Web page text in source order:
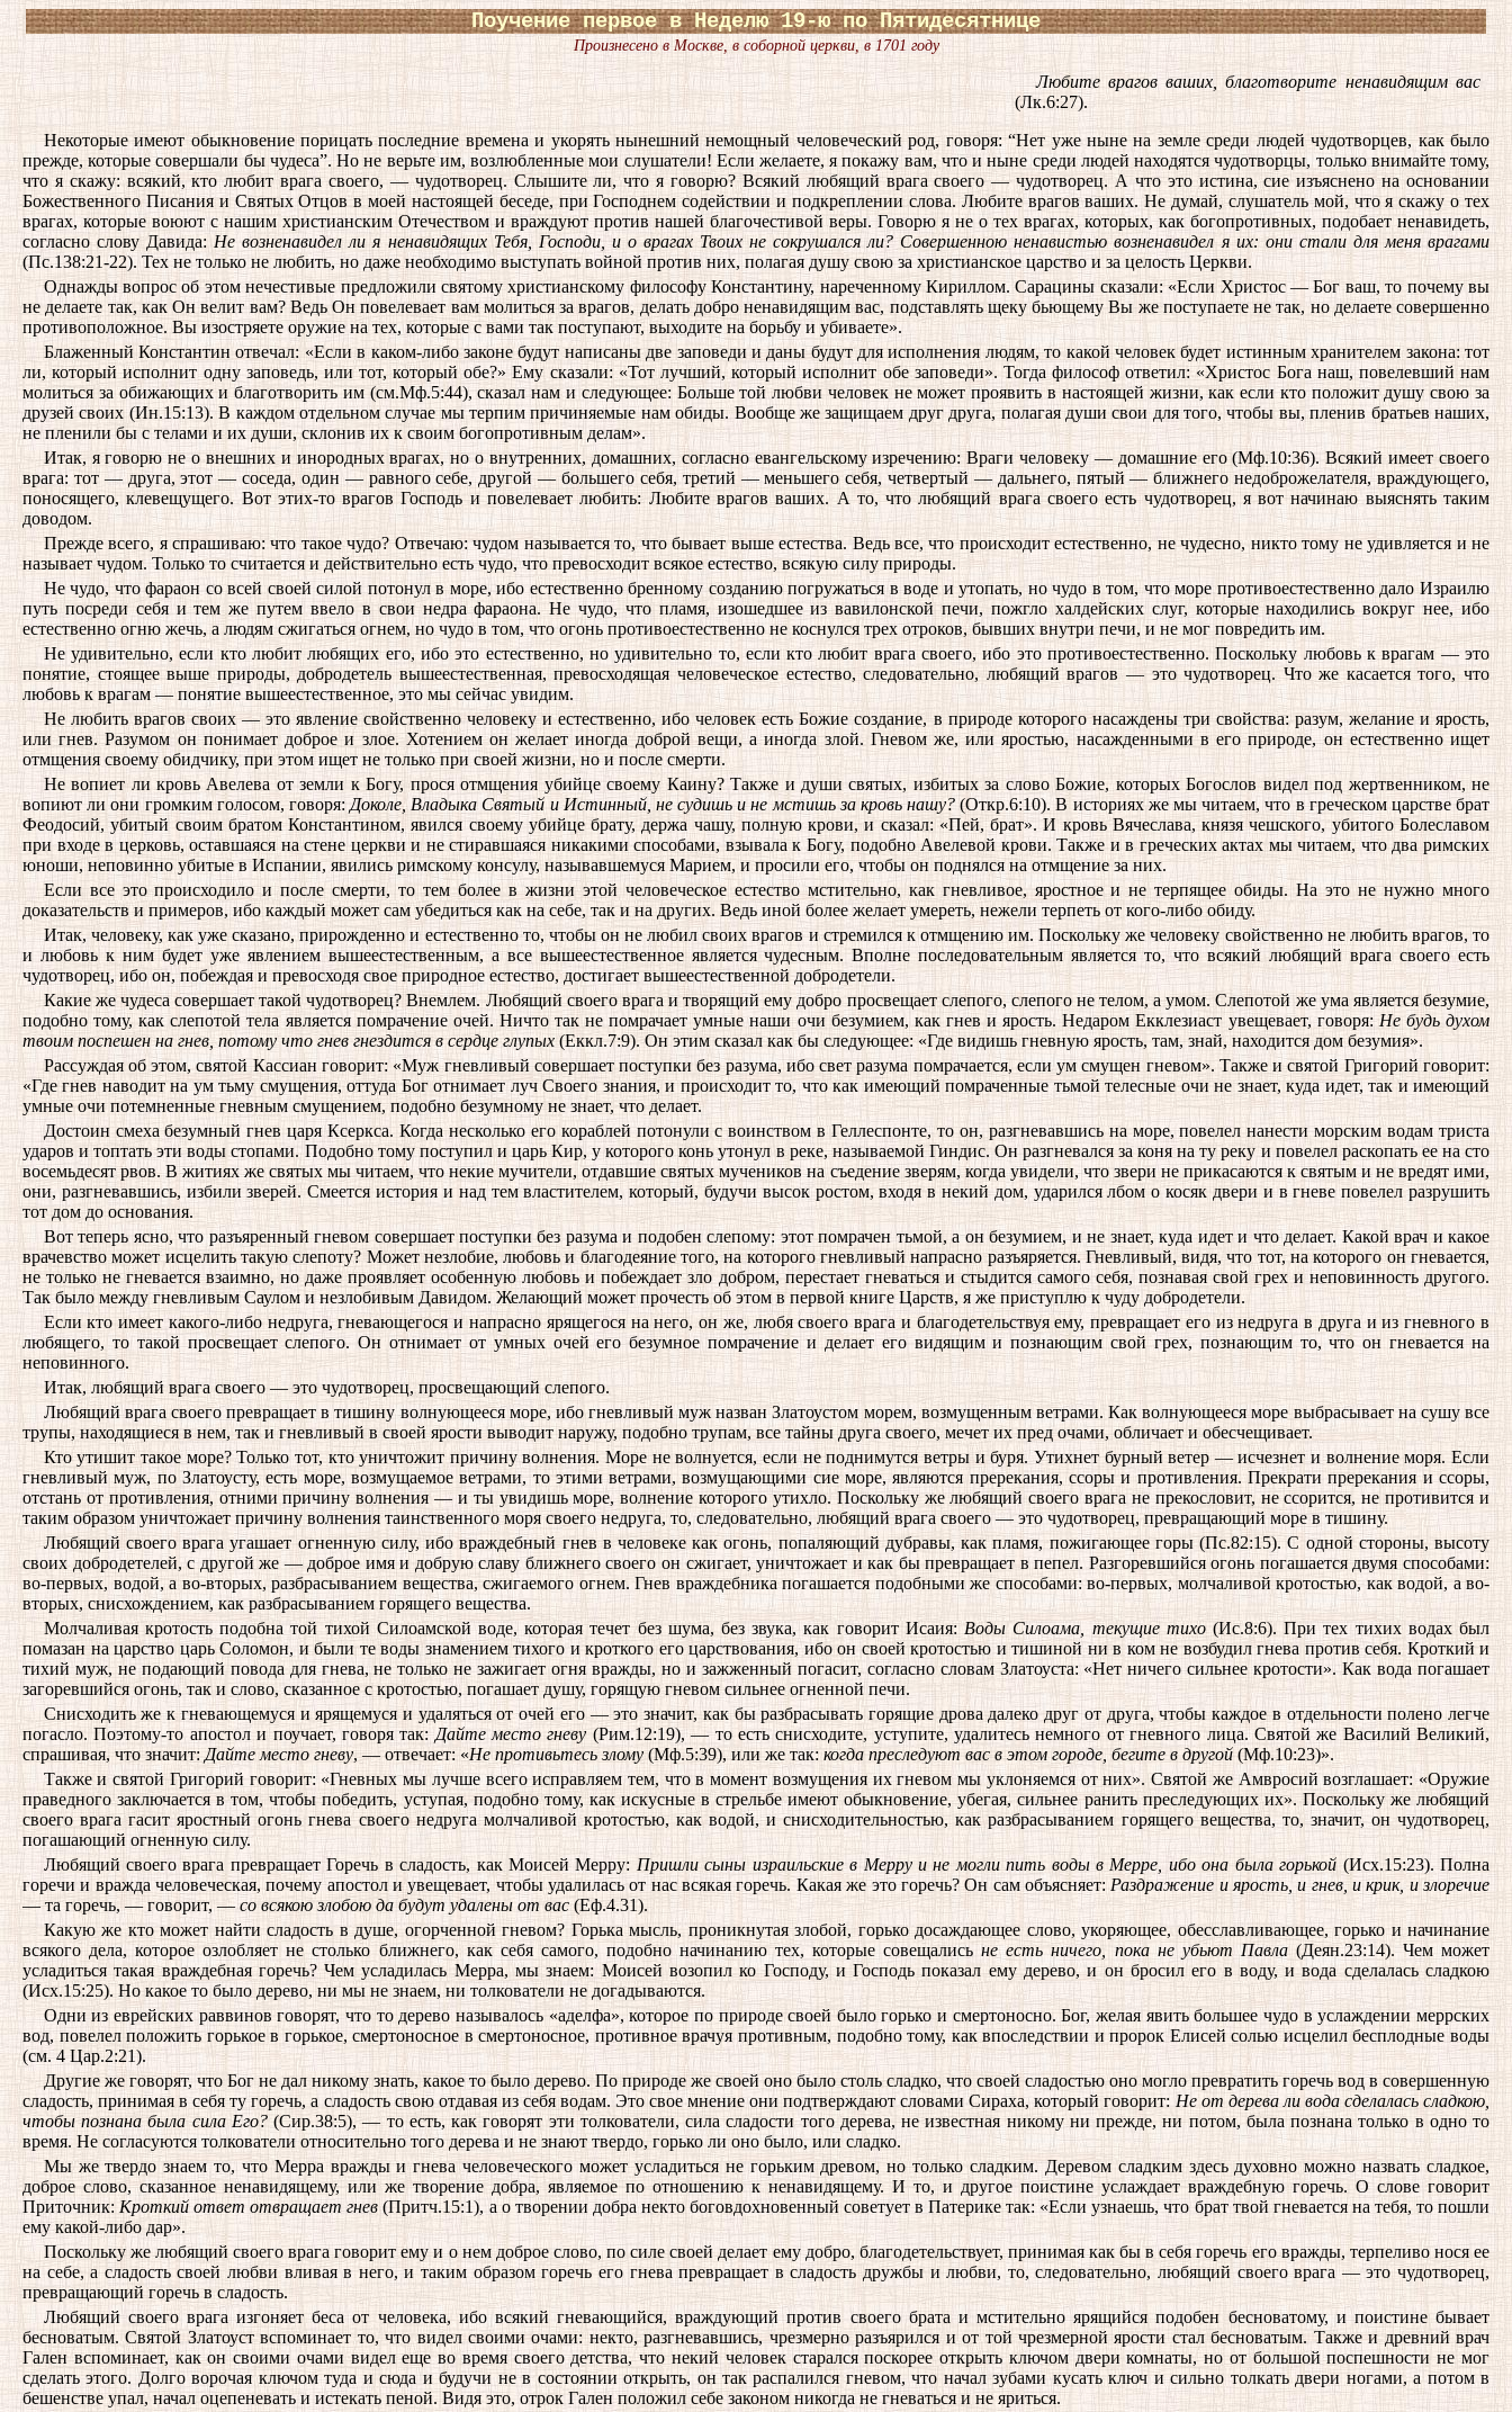
Поучение первое в Неделю 19-ю по Пятидесятнице
Произнесено в Москве, в соборной церкви, в 1701 году
Любите врагов ваших, благотворите ненавидящим вас
(Лк.6:27).
Некоторые имеют обыкновение порицать последние времена и укорять нынешний немощный человеческий род, говоря: “Нет уже ныне на земле среди людей чудотворцев, как было
прежде, которые совершали бы чудеса”. Но не верьте им, возлюбленные мои слушатели! Если желаете, я покажу вам, что и ныне среди людей находятся чудотворцы, только внимайте тому,
что я скажу: всякий, кто любит врага своего, — чудотворец. Слышите ли, что я говорю? Всякий любящий врага своего — чудотворец. А что это истина, сие изъяснено на основании
Божественного Писания и Святых Отцов в моей настоящей беседе, при Господнем содействии и подкреплении слова. Любите врагов ваших. Не думай, слушатель мой, что я скажу о тех
врагах, которые воюют с нашим христианским Отечеством и враждуют против нашей благочестивой веры. Говорю я не о тех врагах, которых, как богопротивных, подобает ненавидеть,
согласно слову Давида:Не возненавидел ли я ненавидящих Тебя, Господи, и о врагах Твоих не сокрушался ли? Совершенною ненавистью возненавидел я их: они стали для меня врагами
(Пс.138:21-22). Тех не только не любить, но даже необходимо выступать войной против них, полагая душу свою за христианское царство и за целость Церкви.
Однажды вопрос об этом нечестивые предложили святому христианскому философу Константину, нареченному Кириллом. Сарацины сказали: «Если Христос — Бог ваш, то почему вы
не делаете так, как Он велит вам? Ведь Он повелевает вам молиться за врагов, делать добро ненавидящим вас, подставлять щеку бьющему Вы же поступаете не так, но делаете совершенно
противоположное. Вы изостряете оружие на тех, которые с вами так поступают, выходите на борьбу и убиваете».
Блаженный Константин отвечал: «Если в каком-либо законе будут написаны две заповеди и даны будут для исполнения людям, то какой человек будет истинным хранителем закона: тот
ли, который исполнит одну заповедь, или тот, который обе?» Ему сказали: «Тот лучший, который исполнит обе заповеди». Тогда философ ответил: «Христос Бога наш, повелевший нам
молиться за обижающих и благотворить им (см.Мф.5:44), сказал нам и следующее: Больше той любви человек не может проявить в настоящей жизни, как если кто положит душу свою за
друзей своих (Ин.15:13). В каждом отдельном случае мы терпим причиняемые нам обиды. Вообще же защищаем друг друга, полагая души свои для того, чтобы вы, пленив братьев наших,
не пленили бы с телами и их души, склонив их к своим богопротивным делам».
Итак, я говорю не о внешних и инородных врагах, но о внутренних, домашних, согласно евангельскому изречению: Враги человеку — домашние его (Мф.10:36). Всякий имеет своего
врага: тот — друга, этот — соседа, один — равного себе, другой — большего себя, третий — меньшего себя, четвертый — дальнего, пятый — ближнего недоброжелателя, враждующего,
поносящего, клевещущего. Вот этих-то врагов Господь и повелевает любить: Любите врагов ваших. А то, что любящий врага своего есть чудотворец, я вот начинаю выяснять таким
доводом.
Прежде всего, я спрашиваю: что такое чудо? Отвечаю: чудом называется то, что бывает выше естества. Ведь все, что происходит естественно, не чудесно, никто тому не удивляется и не
называет чудом. Только то считается и действительно есть чудо, что превосходит всякое естество, всякую силу природы.
Не чудо, что фараон со всей своей силой потонул в море, ибо естественно бренному созданию погружаться в воде и утопать, но чудо в том, что море противоестественно дало Израилю
путь посреди себя и тем же путем ввело в свои недра фараона. Не чудо, что пламя, изошедшее из вавилонской печи, пожгло халдейских слуг, которые находились вокруг нее, ибо
естественно огню жечь, а людям сжигаться огнем, но чудо в том, что огонь противоестественно не коснулся трех отроков, бывших внутри печи, и не мог повредить им.
Не удивительно, если кто любит любящих его, ибо это естественно, но удивительно то, если кто любит врага своего, ибо это противоестественно. Поскольку любовь к врагам — это
понятие, стоящее выше природы, добродетель вышеестественная, превосходящая человеческое естество, следовательно, любящий врагов — это чудотворец. Что же касается того, что
любовь к врагам — понятие вышеестественное, это мы сейчас увидим.
Не любить врагов своих — это явление свойственно человеку и естественно, ибо человек есть Божие создание, в природе которого насаждены три свойства: разум, желание и ярость,
или гнев. Разумом он понимает доброе и злое. Хотением он желает иногда доброй вещи, а иногда злой. Гневом же, или яростью, насажденными в его природе, он естественно ищет
отмщения своему обидчику, при этом ищет не только при своей жизни, но и после смерти.
Не вопиет ли кровь Авелева от земли к Богу, прося отмщения убийце своему Каину? Также и души святых, избитых за слово Божие, которых Богослов видел под жертвенником, не
вопиют ли они громким голосом, говоря: Доколе, Владыка Святый и Истинный, не судишь и не мстишь за кровь нашу? (Откр.6:10). В историях же мы читаем, что в греческом царстве брат
Феодосий, убитый своим братом Константином, явился своему убийце брату, держа чашу, полную крови, и сказал: «Пей, брат». И кровь Вячеслава, князя чешского, убитого Болеславом
при входе в церковь, оставшаяся на стене церкви и не стиравшаяся никакими способами, взывала к Богу, подобно Авелевой крови. Также и в греческих актах мы читаем, что два римских
юноши, неповинно убитые в Испании, явились римскому консулу, называвшемуся Марием, и просили его, чтобы он поднялся на отмщение за них.
Если все это происходило и после смерти, то тем более в жизни этой человеческое естество мстительно, как гневливое, яростное и не терпящее обиды. На это не нужно много
доказательств и примеров, ибо каждый может сам убедиться как на себе, так и на других. Ведь иной более желает умереть, нежели терпеть от кого-либо обиду.
Итак, человеку, как уже сказано, прирожденно и естественно то, чтобы он не любил своих врагов и стремился к отмщению им. Поскольку же человеку свойственно не любить врагов, то
и любовь к ним будет уже явлением вышеестественным, а все вышеестественное является чудесным. Вполне последовательным является то, что всякий любящий врага своего есть
чудотворец, ибо он, побеждая и превосходя свое природное естество, достигает вышеестественной добродетели.
Какие же чудеса совершает такой чудотворец? Внемлем. Любящий своего врага и творящий ему добро просвещает слепого, слепого не телом, а умом. Слепотой же ума является безумие,
подобно тому, как слепотой тела является помрачение очей. Ничто так не помрачает умные наши очи безумием, как гнев и ярость. Недаром Екклезиаст увещевает, говоря: Не будь духом
твоим поспешен на гнев, потому что гнев гнездится в сердце глупых(Еккл.7:9). Он этим сказал как бы следующее: «Где видишь гневную ярость, там, знай, находится дом безумия».
Рассуждая об этом, святой Кассиан говорит: «Муж гневливый совершает поступки без разума, ибо свет разума помрачается, если ум смущен гневом». Также и святой Григорий говорит:
«Где гнев наводит на ум тьму смущения, оттуда Бог отнимает луч Своего знания, и происходит то, что как имеющий помраченные тьмой телесные очи не знает, куда идет, так и имеющий
умные очи потемненные гневным смущением, подобно безумному не знает, что делает.
Достоин смеха безумный гнев царя Ксеркса. Когда несколько его кораблей потонули с воинством в Геллеспонте, то он, разгневавшись на море, повелел нанести морским водам триста
ударов и топтать эти воды стопами. Подобно тому поступил и царь Кир, у которого конь утонул в реке, называемой Гиндис. Он разгневался за коня на ту реку и повелел раскопать ее на сто
восемьдесят рвов. В житиях же святых мы читаем, что некие мучители, отдавшие святых мучеников на съедение зверям, когда увидели, что звери не прикасаются к святым и не вредят ими,
они, разгневавшись, избили зверей. Смеется история и над тем властителем, который, будучи высок ростом, входя в некий дом, ударился лбом о косяк двери и в гневе повелел разрушить
тот дом до основания.
Вот теперь ясно, что разъяренный гневом совершает поступки без разума и подобен слепому: этот помрачен тьмой, а он безумием, и не знает, куда идет и что делает. Какой врач и какое
врачевство может исцелить такую слепоту? Может незлобие, любовь и благодеяние того, на которого гневливый напрасно разъяряется. Гневливый, видя, что тот, на которого он гневается,
не только не гневается взаимно, но даже проявляет особенную любовь и побеждает зло добром, перестает гневаться и стыдится самого себя, познавая свой грех и неповинность другого.
Так было между гневливым Саулом и незлобивым Давидом. Желающий может прочесть об этом в первой книге Царств, я же приступлю к чуду добродетели.
Если кто имеет какого-либо недруга, гневающегося и напрасно ярящегося на него, он же, любя своего врага и благодетельствуя ему, превращает его из недруга в друга и из гневного в
любящего, то такой просвещает слепого. Он отнимает от умных очей его безумное помрачение и делает его видящим и познающим свой грех, познающим то, что он гневается на
неповинного.
Итак, любящий врага своего — это чудотворец, просвещающий слепого.
Любящий врага своего превращает в тишину волнующееся море, ибо гневливый муж назван Златоустом морем, возмущенным ветрами. Как волнующееся море выбрасывает на сушу все
трупы, находящиеся в нем, так и гневливый в своей ярости выводит наружу, подобно трупам, все тайны друга своего, мечет их пред очами, обличает и обесчещивает.
Кто утишит такое море? Только тот, кто уничтожит причину волнения. Море не волнуется, если не поднимутся ветры и буря. Утихнет бурный ветер — исчезнет и волнение моря. Если
гневливый муж, по Златоусту, есть море, возмущаемое ветрами, то этими ветрами, возмущающими сие море, являются пререкания, ссоры и противления. Прекрати пререкания и ссоры,
отстань от противления, отними причину волнения — и ты увидишь море, волнение которого утихло. Поскольку же любящий своего врага не прекословит, не ссорится, не противится и
таким образом уничтожает причину волнения таинственного моря своего недруга, то, следовательно, любящий врага своего — это чудотворец, превращающий море в тишину.
Любящий своего врага угашает огненную силу, ибо враждебный гнев в человеке как огонь, попаляющий дубравы, как пламя, пожигающее горы (Пс.82:15). С одной стороны, высоту
своих добродетелей, с другой же — доброе имя и добрую славу ближнего своего он сжигает, уничтожает и как бы превращает в пепел. Разгоревшийся огонь погашается двумя способами:
во-первых, водой, а во-вторых, разбрасыванием вещества, сжигаемого огнем. Гнев враждебника погашается подобными же способами: во-первых, молчаливой кротостью, как водой, а во-
вторых, снисхождением, как разбрасыванием горящего вещества.
Молчаливая кротость подобна той тихой Силоамской воде, которая течет без шума, без звука, как говорит Исаия: Воды Силоама, текущие тихо(Ис.8:6). При тех тихих водах был
помазан на царство царь Соломон, и были те воды знамением тихого и кроткого его царствования, ибо он своей кротостью и тишиной ни в ком не возбудил гнева против себя. Кроткий и
тихий муж, не подающий повода для гнева, не только не зажигает огня вражды, но и зажженный погасит, согласно словам Златоуста: «Нет ничего сильнее кротости». Как вода погашает
загоревшийся огонь, так и слово, сказанное с кротостью, погашает душу, горящую гневом сильнее огненной печи.
Снисходить же к гневающемуся и ярящемуся и удаляться от очей его — это значит, как бы разбрасывать горящие дрова далеко друг от друга, чтобы каждое в отдельности полено легче
погасло. Поэтому-то апостол и поучает, говоря так: Дайте место гневу (Рим.12:19), — то есть снисходите, уступите, удалитесь немного от гневного лица. Святой же Василий Великий,
спрашивая, что значит:Дайте место гневу, — отвечает: «Не противьтесь злому (Мф.5:39), или же так: когда преследуют вас в этом городе, бегите в другой (Мф.10:23)».
Также и святой Григорий говорит: «Гневных мы лучше всего исправляем тем, что в момент возмущения их гневом мы уклоняемся от них». Святой же Амвросий возглашает: «Оружие
праведного заключается в том, чтобы победить, уступая, подобно тому, как искусные в стрельбе имеют обыкновение, убегая, сильнее ранить преследующих их». Поскольку же любящий
своего врага гасит яростный огонь гнева своего недруга молчаливой кротостью, как водой, и снисходительностью, как разбрасыванием горящего вещества, то, значит, он чудотворец,
погашающий огненную силу.
Любящий своего врага превращает Горечь в сладость, как Моисей Мерру: Пришли сыны израильские в Мерру и не могли пить воды в Мерре, ибо она была горькой (Исх.15:23). Полна
горечи и вражда человеческая, почему апостол и увещевает, чтобы удалилась от нас всякая горечь. Какая же это горечь? Он сам объясняет:Раздражение и ярость, и гнев, и крик, и злоречие
— та горечь, — говорит, —со всякою злобою да будут удалены от вас (Еф.4.31).
Какую же кто может найти сладость в душе, огорченной гневом? Горька мысль, проникнутая злобой, горько досаждающее слово, укоряющее, обесславливающее, горько и начинание
всякого дела, которое озлобляет не столько ближнего, как себя самого, подобно начинанию тех, которые совещалисьне есть ничего, пока не убьют Павла(Деян.23:14). Чем может
усладиться такая враждебная горечь? Чем усладилась Мерра, мы знаем: Моисей возопил ко Господу, и Господь показал ему дерево, и он бросил его в воду, и вода сделалась сладкою
(Исх.15:25). Но какое то было дерево, ни мы не знаем, ни толкователи не догадываются.
Одни из еврейских раввинов говорят, что то дерево называлось «аделфа», которое по природе своей было горько и смертоносно. Бог, желая явить большее чудо в услаждении меррских
вод, повелел положить горькое в горькое, смертоносное в смертоносное, противное врачуя противным, подобно тому, как впоследствии и пророк Елисей солью исцелил бесплодные воды
(см. 4 Цар.2:21).
Другие же говорят, что Бог не дал никому знать, какое то было дерево. По природе же своей оно было столь сладко, что своей сладостью оно могло превратить горечь вод в совершенную
сладость, принимая в себя ту горечь, а сладость свою отдавая из себя водам. Это свое мнение они подтверждают словами Сираха, который говорит: Не от дерева ли вода сделалась сладкою,
чтобы познана была сила Его?(Сир.38:5), — то есть, как говорят эти толкователи, сила сладости того дерева, не известная никому ни прежде, ни потом, была познана только в одно то
время. Не согласуются толкователи относительно того дерева и не знают твердо, горько ли оно было, или сладко.
Мы же твердо знаем то, что Мерра вражды и гнева человеческого может усладиться не горьким древом, но только сладким. Деревом сладким здесь духовно можно назвать сладкое,
доброе слово, сказанное ненавидящему, или же творение добра, являемое по отношению к ненавидящему. И то, и другое поистине услаждает враждебную горечь. О слове говорит
Приточник: Кроткий ответ отвращает гнев(Притч.15:1), а о творении добра некто боговдохновенный советует в Патерике так: «Если узнаешь, что брат твой гневается на тебя, то пошли
ему какой-либо дар».
Поскольку же любящий своего врага говорит ему и о нем доброе слово, по силе своей делает ему добро, благодетельствует, принимая как бы в себя горечь его вражды, терпеливо нося ее
на себе, а сладость своей любви вливая в него, и таким образом горечь его гнева превращает в сладость дружбы и любви, то, следовательно, любящий своего врага — это чудотворец,
превращающий горечь в сладость.
Любящий своего врага изгоняет беса от человека, ибо всякий гневающийся, враждующий против своего брата и мстительно ярящийся подобен бесноватому, и поистине бывает
бесноватым. Святой Златоуст вспоминает то, что видел своими очами: некто, разгневавшись, чрезмерно разъярился и от той чрезмерной ярости стал бесноватым. Также и древний врач
Гален вспоминает, как он своими очами видел еще во время своего детства, что некий человек старался поскорее открыть ключом двери комнаты, но от большой поспешности не мог
сделать этого. Долго ворочая ключом туда и сюда и будучи не в состоянии открыть, он так распалился гневом, что начал зубами кусать ключ и сильно толкать двери ногами, а потом в
бешенстве упал, начал оцепеневать и истекать пеной. Видя это, отрок Гален положил себе законом никогда не гневаться и не яриться.